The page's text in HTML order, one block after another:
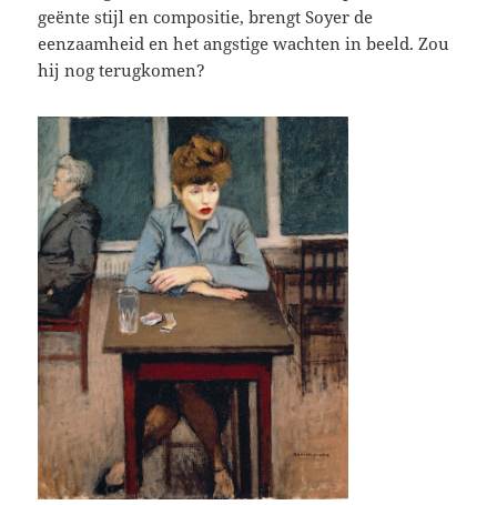
geënte stijl en compositie, brengt Soyer de
eenzaamheid en het angstige wachten in beeld. Zou
hij nog terugkomen?